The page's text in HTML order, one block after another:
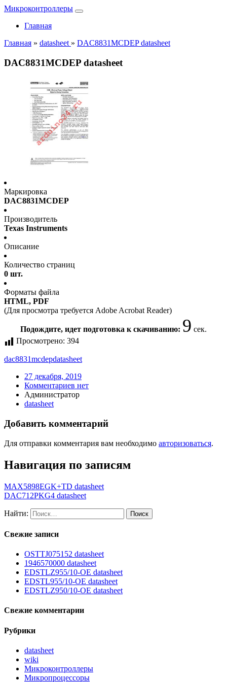
Микроконтроллеры
Главная
Главная » datasheet » DAC8831MCDEP datasheet
DAC8831MCDEP datasheet
Маркировка
DAC8831MCDEP
Производитель
Texas Instruments
Описание
Количество страниц
0 шт.
Форматы файла
HTML, PDF
(Для просмотра требуется Adobe Acrobat Reader)
Подождите, идет подготовка к скачиванию: 9 сек.
Просмотрено: 394
dac8831mcdepdatasheet
27 декабря, 2019
Комментариев нет
Администратор
datasheet
Добавить комментарий
Для отправки комментария вам необходимо авторизоваться.
Навигация по записям
MAX5898EGK+TD datasheet
DAC712PKG4 datasheet
Найти:
Свежие записи
OSTTJ075152 datasheet
1946570000 datasheet
EDSTLZ955/10-OE datasheet
EDSTL955/10-OE datasheet
EDSTLZ950/10-OE datasheet
Свежие комментарии
Рубрики
datasheet
wiki
Микроконтроллеры
Микропроцессоры